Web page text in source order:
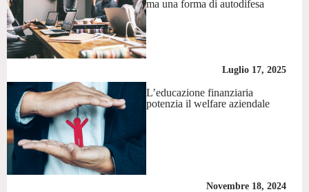
ma una forma di autodifesa
Luglio 17, 2025
L’educazione finanziaria
potenzia il welfare aziendale
Novembre 18, 2024